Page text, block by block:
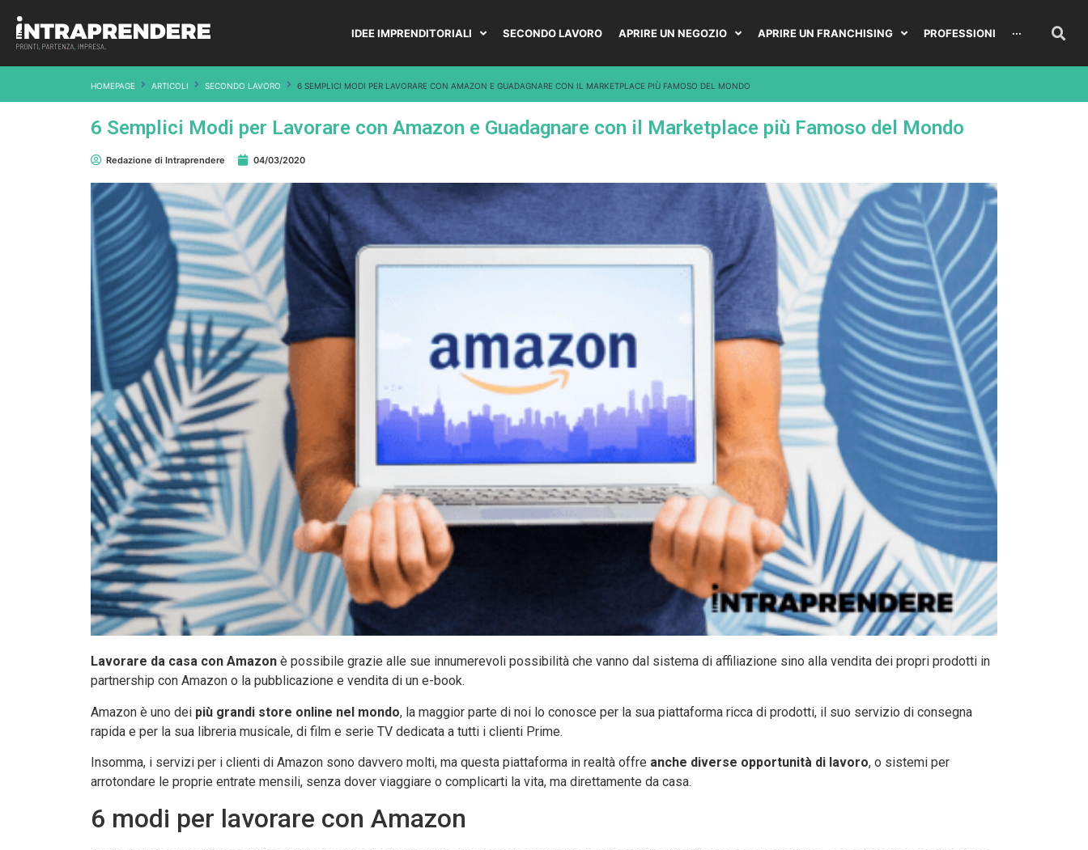
IDEE IMPRENDITORIALI SECONDO LAVORO APRIRE UN NEGOZIO APRIRE UN FRANCHISING PROFESSIONI ···
HOMEPAGE ARTICOLI SECONDO LAVORO 6 SEMPLICI MODI PER LAVORARE CON AMAZON E GUADAGNARE CON IL MARKETPLACE PIÙ FAMOSO DEL MONDO
6 Semplici Modi per Lavorare con Amazon e Guadagnare con il Marketplace più Famoso del Mondo
Redazione di Intraprendere 04/03/2020
Lavorare da casa con Amazon è possibile grazie alle sue innumerevoli possibilità che vanno dal sistema di affiliazione sino alla vendita dei propri prodotti in
partnership con Amazon o la pubblicazione e vendita di un e-book.
Amazon è uno dei più grandi store online nel mondo, la maggior parte di noi lo conosce per la sua piattaforma ricca di prodotti, il suo servizio di consegna
rapida e per la sua libreria musicale, di film e serie TV dedicata a tutti i clienti Prime.
Insomma, i servizi per i clienti di Amazon sono davvero molti, ma questa piattaforma in realtà offre anche diverse opportunità di lavoro, o sistemi per
arrotondare le proprie entrate mensili, senza dover viaggiare o complicarti la vita, ma direttamente da casa.
6 modi per lavorare con Amazon